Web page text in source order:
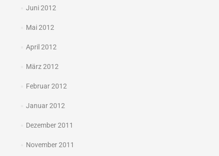
Juni 2012
Mai 2012
April 2012
März 2012
Februar 2012
Januar 2012
Dezember 2011
November 2011